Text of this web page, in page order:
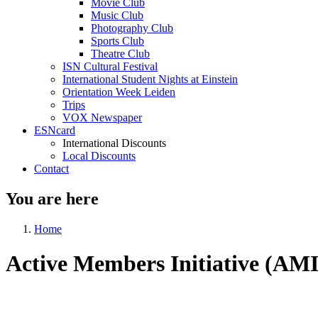
Music Club
Photography Club
Sports Club
Theatre Club
ISN Cultural Festival
International Student Nights at Einstein
Orientation Week Leiden
Trips
VOX Newspaper
ESNcard
International Discounts
Local Discounts
Contact
You are here
Home
Active Members Initiative